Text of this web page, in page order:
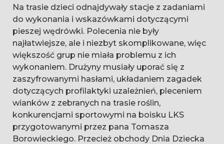
Na trasie dzieci odnajdywały stacje z zadaniami
do wykonania i wskazówkami dotyczącymi
pieszej wędrówki. Polecenia nie były
najłatwiejsze, ale i niezbyt skomplikowane, więc
większość grup nie miała problemu z ich
wykonaniem. Drużyny musiały uporać się z
zaszyfrowanymi hasłami, układaniem zagadek
dotyczących profilaktyki uzależnień, pleceniem
wianków z zebranych na trasie roślin,
konkurencjami sportowymi na boisku LKS
przygotowanymi przez pana Tomasza
Borowieckiego. Przecież obchody Dnia Dziecka